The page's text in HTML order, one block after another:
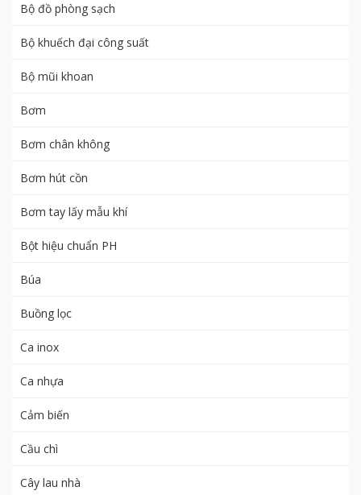
Bộ đồ phòng sạch
Bộ khuếch đại công suất
Bộ mũi khoan
Bơm
Bơm chân không
Bơm hút cồn
Bơm tay lấy mẫu khí
Bột hiệu chuẩn PH
Búa
Buồng lọc
Ca inox
Ca nhựa
Cảm biến
Cầu chì
Cây lau nhà